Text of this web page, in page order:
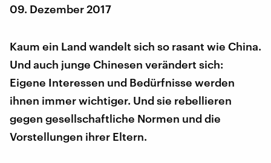
09. Dezember 2017
Kaum ein Land wandelt sich so rasant wie China.
Und auch junge Chinesen verändert sich:
Eigene Interessen und Bedürfnisse werden
ihnen immer wichtiger. Und sie rebellieren
gegen gesellschaftliche Normen und die
Vorstellungen ihrer Eltern.